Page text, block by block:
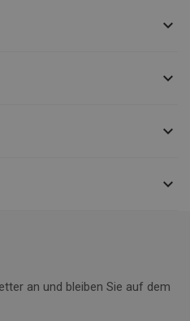




an und bleiben Sie auf dem